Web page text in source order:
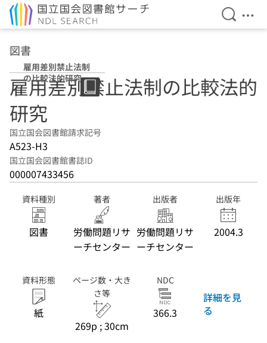
検索を
メ
図書
雇用差別禁止法制
の比較法的研究
雇用差別禁止法制の比較法的
研究
国立国会図書館請求記号
A523-H3
国立国会図書館書誌ID
000007433456
資料種別
図書
著者
労働問題リサ
ーチセンター
出版者
労働問題リサ
ーチセンター
出版年
2004.3
資料形態
紙
ページ数・大き
さ等
269p ; 30cm
NDC
366.3
詳細を見
る